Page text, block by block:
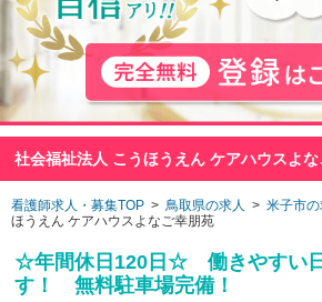
社会福祉法人 こうほうえん ケアハウスよ
看護師求人・募集TOP > 鳥取県の求人 > 米子市の
ほうえん ケアハウスよなご幸朋苑
☆年間休日120日☆ 働きやすい
す！ 無料駐車場完備！